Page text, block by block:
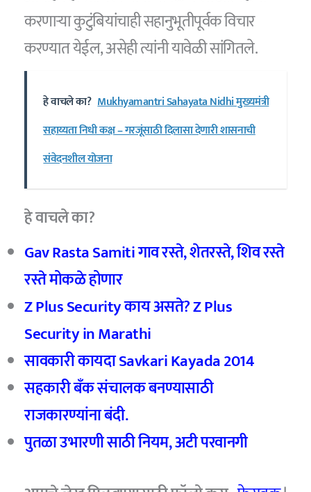
करणाऱ्या कुटुंबियांचाही सहानुभूतीपूर्वक विचार
करण्यात येईल, असेही त्यांनी यावेळी सांगितले.
हे वाचले का? Mukhyamantri Sahayata Nidhi मुख्यमंत्री
सहाय्यता निधी कक्ष – गरजूंसाठी दिलासा देणारी शासनाची
संवेदनशील योजना
हे वाचले का?
Gav Rasta Samiti गाव रस्ते, शेतरस्ते, शिव रस्ते
रस्ते मोकळे होणार
Z Plus Security काय असते? Z Plus
Security in Marathi
सावकारी कायदा Savkari Kayada 2014
सहकारी बॅंक संचालक बनण्यासाठी
राजकारण्यांना बंदी.
पुतळा उभारणी साठी नियम, अटी परवानगी